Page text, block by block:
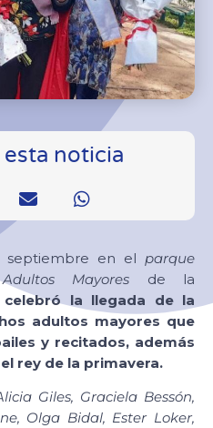
noticia
septiembre en el parque
Adultos Mayores de la
celebró la llegada de la
adultos mayores que
y recitados, además
rey de la primavera.
Giles, Graciela Bessón,
Olga Bidal, Ester Loker,